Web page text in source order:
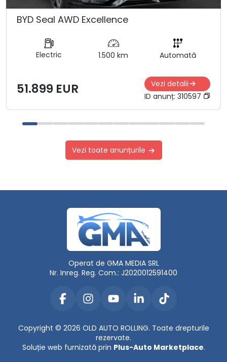
BYD Seal AWD Excellence
Electric 1.500 km Automată
51.899 EUR
Vezi detalii
ID anunț: 310597
Vezi toate anunțurile
Operat de GMA MEDIA SRL
Nr. Inreg. Reg. Com.: J2020012591400
Copyright © 2026 OLD AUTO ROLLING. Toate drepturile
rezervate.
Soluție web furnizată prin Plus-Auto Marketplace.